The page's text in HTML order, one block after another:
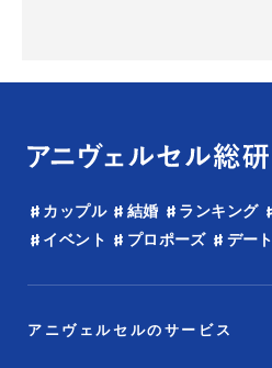
カップル 結婚 ランキング
イベント
プロポーズ デート
アニヴェルセルのサービス